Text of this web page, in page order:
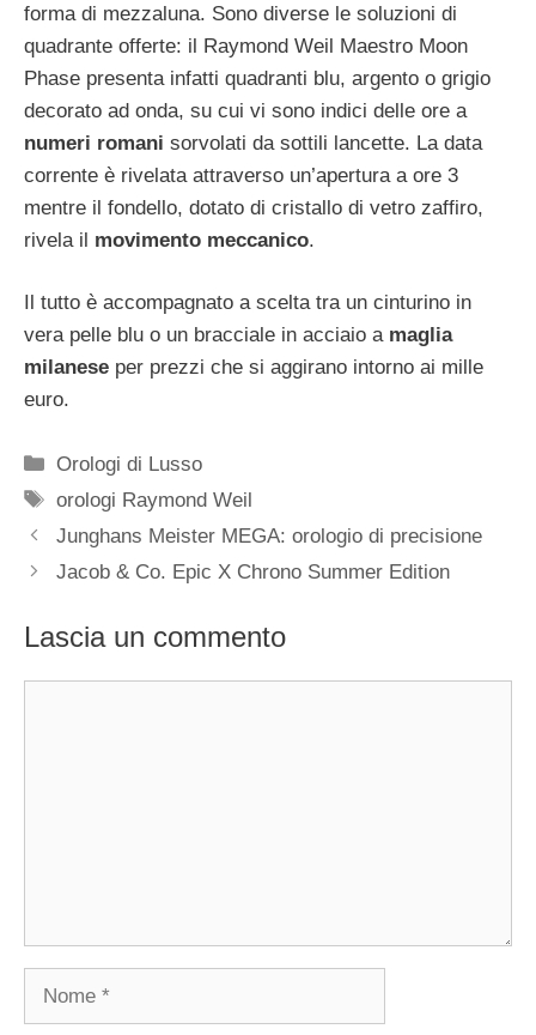
forma di mezzaluna. Sono diverse le soluzioni di
quadrante offerte: il Raymond Weil Maestro Moon
Phase presenta infatti quadranti blu, argento o grigio
decorato ad onda, su cui vi sono indici delle ore a
numeri romani sorvolati da sottili lancette. La data
corrente è rivelata attraverso un’apertura a ore 3
mentre il fondello, dotato di cristallo di vetro zaffiro,
rivela il movimento meccanico.
Il tutto è accompagnato a scelta tra un cinturino in
vera pelle blu o un bracciale in acciaio a maglia
milanese per prezzi che si aggirano intorno ai mille
euro.
Categorie
Orologi di Lusso
Tag
orologi Raymond Weil
Navigazione
articolo
Junghans Meister MEGA: orologio di precisione
Jacob & Co. Epic X Chrono Summer Edition
Lascia un commento
Nome